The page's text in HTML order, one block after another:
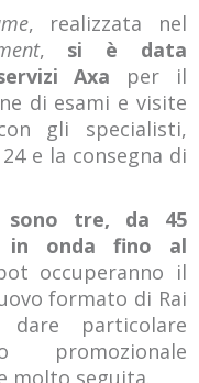
, realizzata nel
, si è data
Axa per il
di esami e visite
gli specialisti,
e la consegna di
sono tre, da 45
in onda fino al
occuperanno il
formato di Rai
particolare
promozionale
molto seguita.